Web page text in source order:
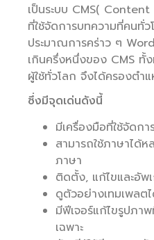
เป็นระบบ CMS(
ที่ใช้จัดการบทความที่คนทั่
ประมาณการคร่าว ๆ
เกินครึ่งหนึ่งของ CMS ทั้
ผู้ใช้ทั่วโลก จึงได้ครองตำ
ซึ่งมีจุดเด่นดังนี้
มีเครื่องมือที่ใช้จัดก
สามารถใช้ภาษาได้
ภาษา
ติดตั้ง, แก้ไขและอัพ
ดูตัวอย่างเทมเพลต
มีฟีเจอร์แก้ไขรูปภา
เฉพาะ